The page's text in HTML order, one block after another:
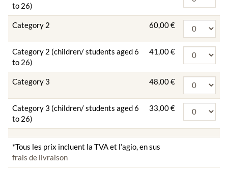
to 26)
Category 2 60,00 €
Category 2 (children/ students aged 6
to 26)
41,00 €
Category 3 48,00 €
Category 3 (children/ students aged 6
to 26)
33,00 €
*Tous les prix incluent la TVA et l’agio, en sus
frais de livraison